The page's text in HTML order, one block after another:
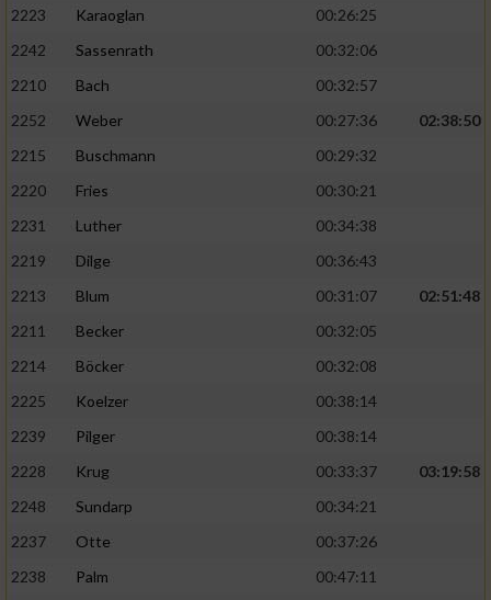
2223
Karaoglan
00:26:25
2242
Sassenrath
00:32:06
2210
Bach
00:32:57
2252
Weber 00:27:36
02:38:50
2215
Buschmann
00:29:32
2220
Fries
00:30:21
2231
Luther
00:34:38
2219
Dilge
00:36:43
2213
Blum 00:31:07
02:51:48
2211
Becker
00:32:05
2214
Böcker
00:32:08
2225
Koelzer
00:38:14
2239
Pilger
00:38:14
2228
Krug 00:33:37
03:19:58
2248
Sundarp
00:34:21
2237
Otte
00:37:26
2238
Palm 00:47:11